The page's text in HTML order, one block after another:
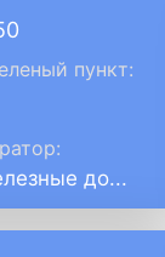
пункт:
до...